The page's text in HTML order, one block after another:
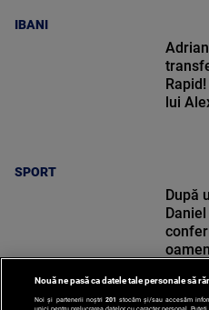
IBANI
SPORT
lui
După
Nouă ne pasă ca datele tale personale să
Noi și partenerii noștri 201 stocăm și/sau accesăm
unici pentru prelucrarea datelor cu caracter personal.